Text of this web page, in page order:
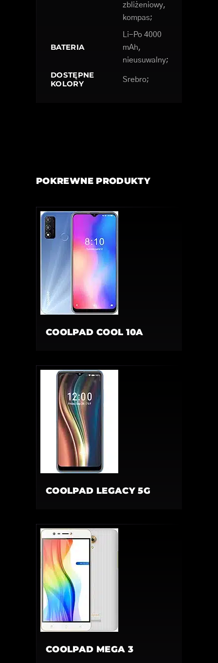
zbliżeniowy,
kompas;
BATERIA
Li-Po 4000
mAh,
nieusuwalny;
DOSTĘPNE
KOLORY
Srebro;
POKREWNE PRODUKTY
COOLPAD COOL 10A
COOLPAD LEGACY 5G
COOLPAD MEGA 3